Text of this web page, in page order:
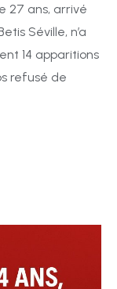
27 ans, arrivé
Séville, n’a
14 apparitions
refusé de